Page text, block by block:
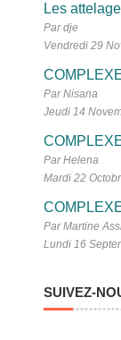
Les
Par dje
Vendredi 29
Par Nisana
Jeudi 14
Par Helena
Mardi 22
Par Martine
Lundi 16
SUIVEZ-